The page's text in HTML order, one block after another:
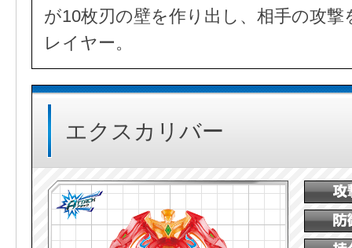
が10枚刃の壁を作り出し、相手の攻
レイヤー。
エクスカリバー